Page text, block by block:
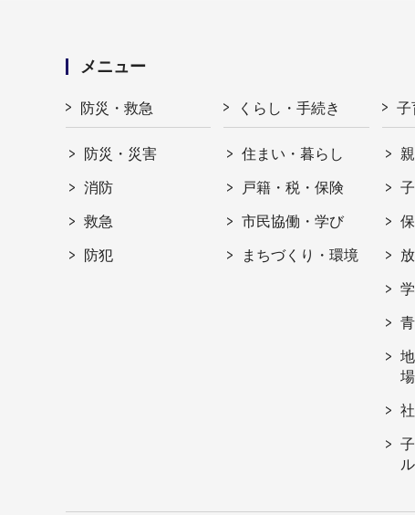
メニュー
防災・救急
防災・災害
消防
救急
防犯
くらし・手続き
住まい・暮らし
戸籍・税・保険
市民協働・学び
まちづくり・環境
子
ル